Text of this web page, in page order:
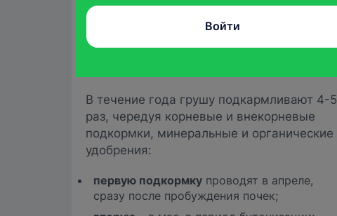
В течение года грушу подкармливают 4-5
раз, чередуя корневые и внекорневые
подкормки, минеральные и органические
удобрения:
первую подкормку проводят в апреле,
сразу после пробуждения почек;
Войти